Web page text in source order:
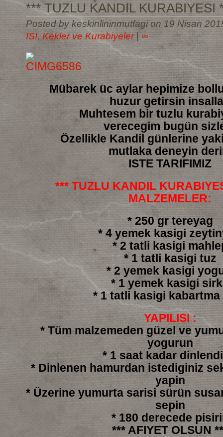
*** TUZLU KANDIL KURABIYESI
Posted by keskinlininmutfagi on 19 Nisan
ISI, Kekler ve Kurabiyeler ∞
Mübarek üc aylar hepimize
huzur getirsin
Muhtesem bir tuzlu
verecegim bugün
Özellikle Kandil günlerine
mutlaka deneyin
ISTE TARIFIMIZ
*** TUZLU KANDIL
MALZEMELER:
* 250 gr tereyag
* 4 yemek kasigi
* 2 tatli kasigi
* 1 tatli kasigi tuz
* 2 yemek kasigi
* 1 yemek kasigi
* 1 tatli kasigi kabartma
YAPILISI :
* Tüm malzemeden güzel ve
yogurun
* 1 saat kadar
* Dinlenen hamurdan istediginiz
yapin
* Üzerine yumurta sarisi sürün
sepin
* 180 derecede
*** AFIYET OLSUN